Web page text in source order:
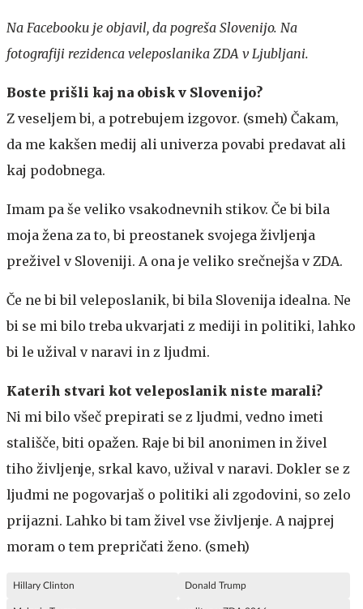
Na Facebooku je objavil, da pogreša Slovenijo. Na
fotografiji rezidenca veleposlanika ZDA v Ljubljani.
Boste prišli kaj na obisk v Slovenijo?
Z veseljem bi, a potrebujem izgovor. (smeh) Čakam,
da me kakšen medij ali univerza povabi predavat ali
kaj podobnega.
Imam pa še veliko vsakodnevnih stikov. Če bi bila
moja žena za to, bi preostanek svojega življenja
preživel v Sloveniji. A ona je veliko srečnejša v ZDA.
Če ne bi bil veleposlanik, bi bila Slovenija idealna. Ne
bi se mi bilo treba ukvarjati z mediji in politiki, lahko
bi le užival v naravi in z ljudmi.
Katerih stvari kot veleposlanik niste marali?
Ni mi bilo všeč prepirati se z ljudmi, vedno imeti
stališče, biti opažen. Raje bi bil anonimen in živel
tiho življenje, srkal kavo, užival v naravi. Dokler se z
ljudmi ne pogovarjaš o politiki ali zgodovini, so zelo
prijazni. Lahko bi tam živel vse življenje. A najprej
moram o tem prepričati ženo. (smeh)
Hillary Clinton Donald Trump